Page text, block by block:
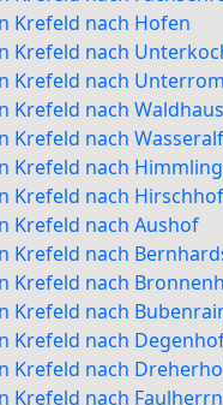
Krefeld nach Hofen
Krefeld nach
Krefeld nach
Krefeld nach
Krefeld nach
Krefeld nach
Krefeld nach Hirschhof
Krefeld nach Aushof
Krefeld nach
Krefeld nach
Krefeld nach
Krefeld nach
Krefeld nach
Krefeld nach